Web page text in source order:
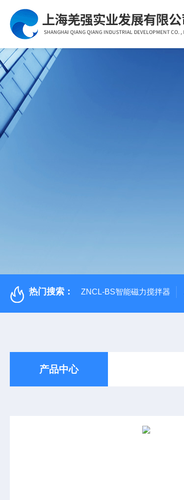
热门搜索： ZNCL-BS智能磁力搅拌器
产品中心